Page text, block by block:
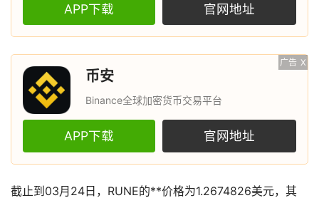
APP下载 官网地址
广告 X
币安
Binance全球加密货币交易平台
APP下载 官网地址
截止到03月24日，RUNE的**价格为1.2674826美元，其